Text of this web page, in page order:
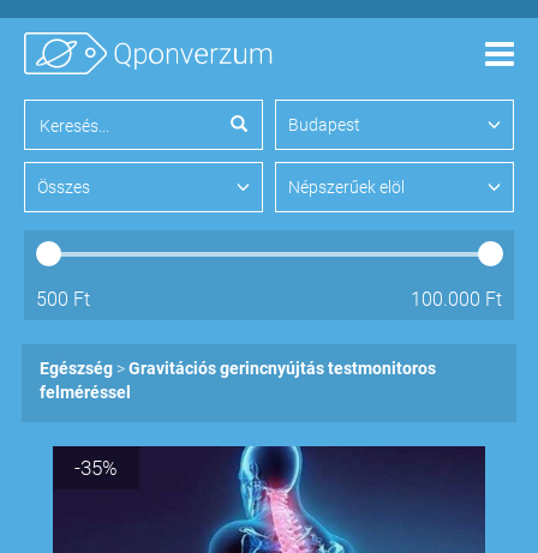
Budapest
Összes Népszerűek elöl
500 Ft 100.000 Ft
Egészség
Gravitációs gerincnyújtás testmonitoros
felméréssel
-35%